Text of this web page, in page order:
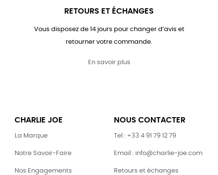
RETOURS ET ÉCHANGES
Vous disposez de 14 jours pour changer d’avis et
retourner votre commande.
En savoir plus
CHARLIE JOE
La Marque
Notre Savoir-Faire
Nos Engagements
NOUS CONTACTER
Tel : +33 4 91 79 12 79
Email : info@charlie-joe.com
Retours et échanges